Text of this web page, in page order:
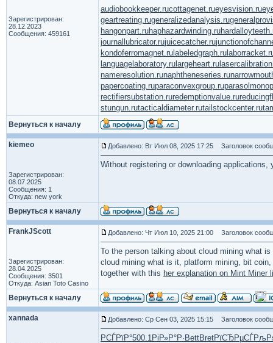
Зарегистрирован:
28.12.2023
Сообщения: 459161
audiobookkeeper.rucottagenet.rueyesvision.ru
geartreating.rugeneralizedanalysis.ru
hangonpart.ruhaphazardwinding.ru
journallubricator.rujuicecatcher.ru
kondoferromagnet.ru labeledgraph.ru
languagelaboratory.ru largeheart.ru
nameresolution.runaphtheneseries.ru
papercoating.ruparaconvexgroup.ru
rectifiersubstation.ruredemptionvalue.ru
stungun.rutacticaldiameter.rutailstockcenter.ru
Вернуться к началу
kiemeo
Зарегистрирован:
08.07.2025
Сообщения: 1
Откуда: new york
Добавлено: Вт Июл 08, 2025 17:25 Заголовок
Without registering or downloading
Вернуться к началу
FrankJScott
Зарегистрирован:
28.04.2025
Сообщения: 3501
Откуда: Asian Toto Casino
Добавлено: Чт Июл 10, 2025 21:00 Заголовок
To the person talking about cloud mining what
cloud mining what is it, platform mining, bit
together with this her explanation on Mint Miner
Вернуться к началу
xannada Добавлено: Ср Сен 03, 2025 15:15 Заголовок
РСЃРїР°500.1РіР»Р°Р· BettBretРїСЂРµСЃ